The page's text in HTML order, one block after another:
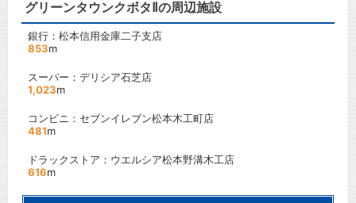
グリーンタウンクボタⅡの周辺施設
銀行：松本信用金庫二子支店
853m
スーパー：デリシア石芝店
1,023m
コンビニ：セブンイレブン松本木工町店
481m
ドラックストア：ウエルシア松本野溝木工店
616m